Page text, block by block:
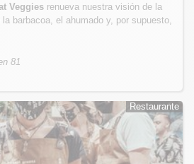
Veggies renueva nuestra visión de la
barbacoa, el ahumado y, por supuesto,
81
Restaurante
Restaurante